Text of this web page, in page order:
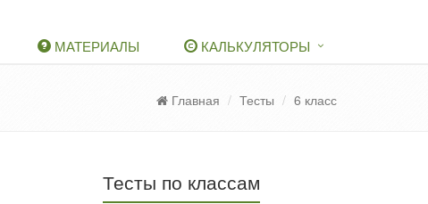
МАТЕРИАЛЫ КАЛЬКУЛЯТОРЫ
Главная Тесты 6 класс
Тесты по классам